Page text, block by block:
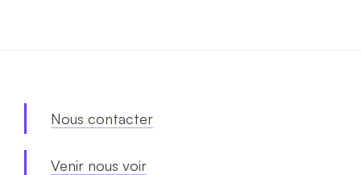
Nous contacter
Venir nous voir